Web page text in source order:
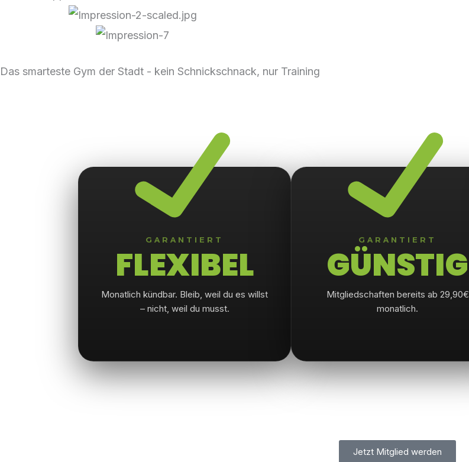
Das smarteste Gym der Stadt - kein Schnickschnack, nur Training
GARANTIERT
FLEXIBEL
Monatlich kündbar. Bleib, weil du es willst
– nicht, weil du musst.
GARANTIERT
GÜNSTIG
Mitgliedschaften bereits ab 29,90€
monatlich.
Jetzt Mitglied werden